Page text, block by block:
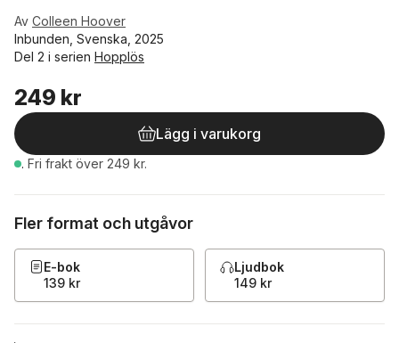
Av Colleen Hoover
Inbunden, Svenska, 2025
Del 2 i serien Hopplös
249 kr
Lägg i varukorg
. Fri frakt över 249 kr.
Fler format och utgåvor
E-bok
139 kr
Ljudbok
149 kr